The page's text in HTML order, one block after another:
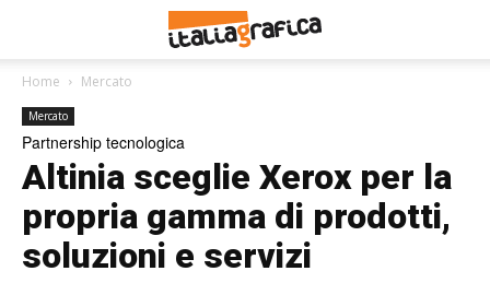
Home Mercato
Mercato
Partnership tecnologica
Altinia sceglie Xerox per la
propria gamma di prodotti,
soluzioni e servizi